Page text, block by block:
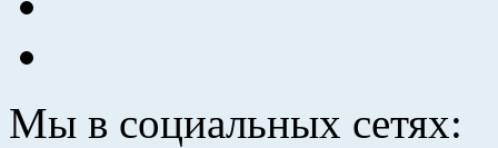
Мы в социальных сетях: